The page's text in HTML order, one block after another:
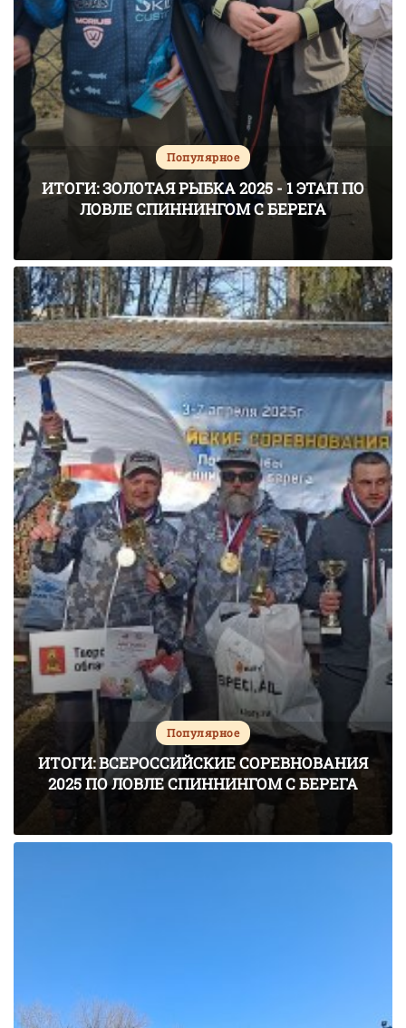
Популярное
ИТОГИ: ЗОЛОТАЯ РЫБКА 2025 - 1 ЭТАП ПО
ЛОВЛЕ СПИННИНГОМ С БЕРЕГА
Популярное
ИТОГИ: ВСЕРОССИЙСКИЕ СОРЕВНОВАНИЯ
2025 ПО ЛОВЛЕ СПИННИНГОМ С БЕРЕГА